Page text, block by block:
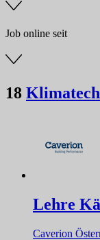
Job online seit
18
Lehre
Caverion